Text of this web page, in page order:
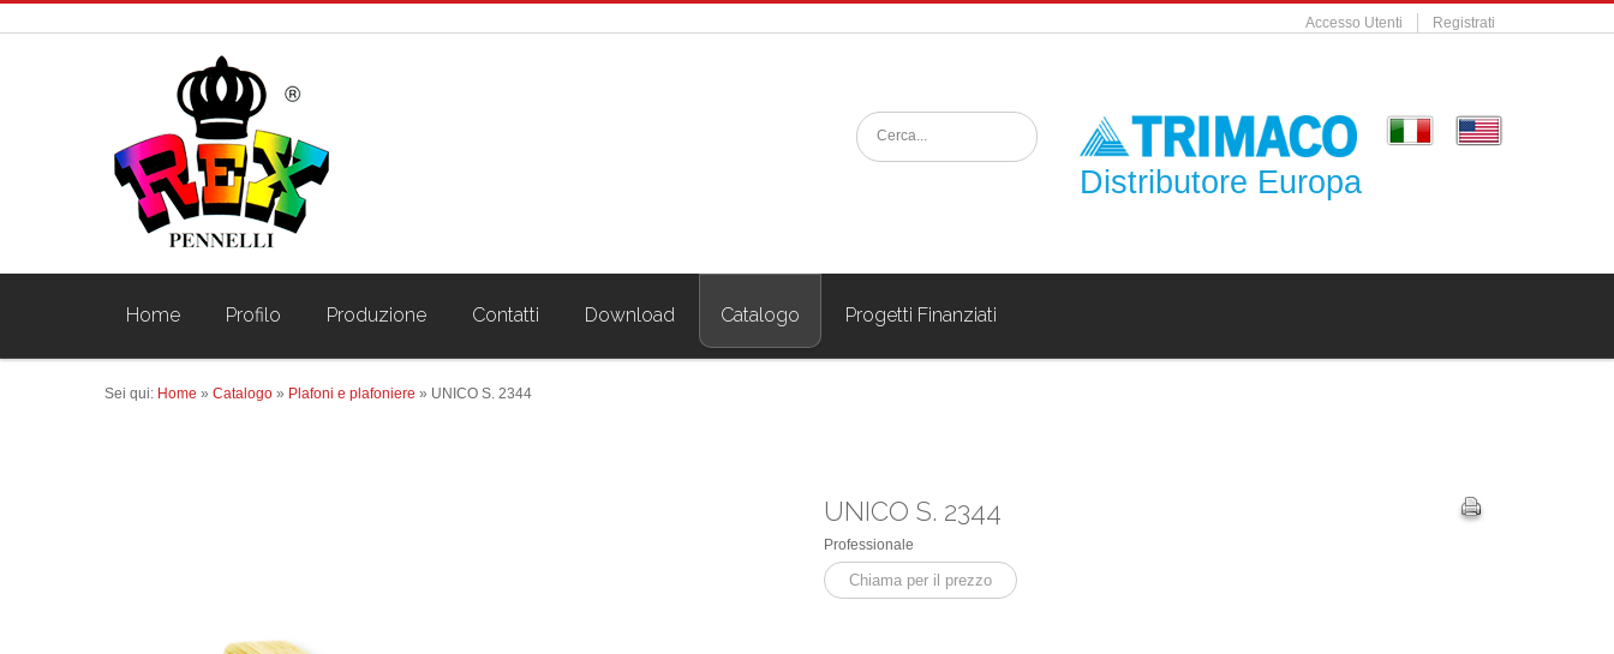
Accesso Utenti Registrati
Distributore Europa
Home Profilo Produzione Contatti Download Catalogo Progetti Finanziati
Sei qui: Home » Catalogo » Plafoni e plafoniere » UNICO S. 2344
UNICO S. 2344
Professionale
Chiama per il prezzo